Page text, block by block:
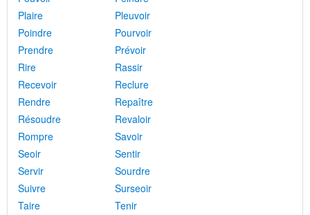
Plaire
Pleuvoir
Poindre
Pourvoir
Prendre
Prévoir
Rire
Rassir
Recevoir
Reclure
Rendre
Repaître
Résoudre
Revaloir
Rompre
Savoir
Seoir
Sentir
Servir
Sourdre
Suivre
Surseoir
Taire
Tenir